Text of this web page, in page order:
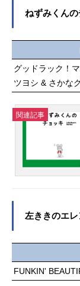
ねずみくん
グッドラック！
ツヨシ & さかな
関連記事
左ききのエレ
FUNKIN'